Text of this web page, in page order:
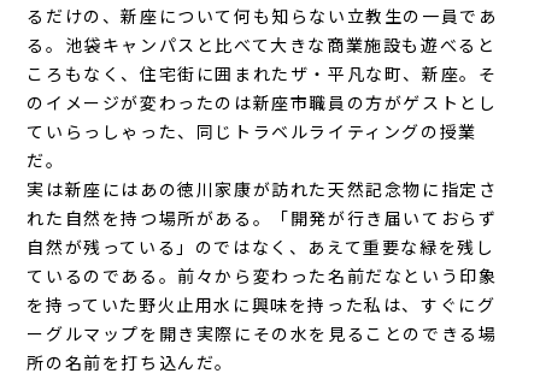
るだけの、新座について何も知らない立教生の一員であ
る。池袋キャンパスと比べて大きな商業施設も遊べると
ころもなく、住宅街に囲まれたザ・平凡な町、新座。そ
のイメージが変わったのは新座市職員の方がゲストとし
ていらっしゃった、同じトラベルライティングの授業
だ。
実は新座にはあの徳川家康が訪れた天然記念物に指定さ
れた自然を持つ場所がある。「開発が行き届いておらず
自然が残っている」のではなく、あえて重要な緑を残し
ているのである。前々から変わった名前だなという印象
を持っていた野火止用水に興味を持った私は、すぐにグ
ーグルマップを開き実際にその水を見ることのできる場
所の名前を打ち込んだ。